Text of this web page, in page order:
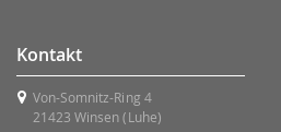
Kontakt
Von-Somnitz-Ring 4
21423 Winsen (Luhe)